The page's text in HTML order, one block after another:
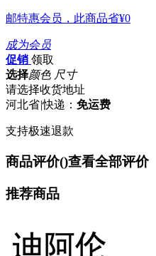
邮特惠会员，此商品省¥0
成为会员
促销 领取
选择颜色 尺寸
请选择收货地址
河北省|快递： 免运费
支持极速退款
商品评价()查看全部评价
推荐商品